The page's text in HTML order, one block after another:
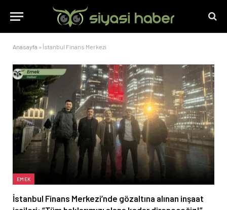
Anasayfa » İstanbul Finans Merkezi
EMEK
İstanbul Finans Merkezi’nde gözaltına alınan inşaat